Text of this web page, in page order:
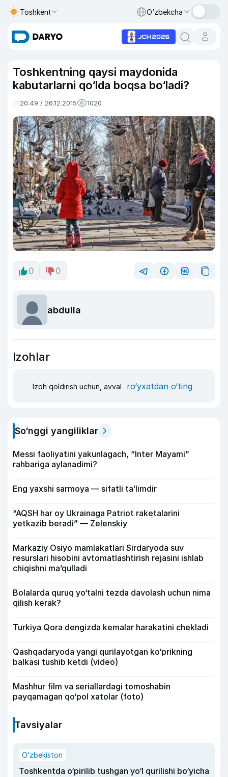
Toshkent O‘zbekcha
Toshkentning qaysi maydonida
kabutarlarni qo‘lda boqsa bo‘ladi?
20:49 / 26.12.2015 1020
0 0
abdulla
Izohlar
Izoh qoldirish uchun, avval ro‘yxatdan o‘ting
So‘nggi yangiliklar
Messi faoliyatini yakunlagach, “Inter Mayami”
rahbariga aylanadimi?
Eng yaxshi sarmoya — sifatli ta’limdir
“AQSH har oy Ukrainaga Patriot raketalarini
yetkazib beradi” — Zelenskiy
Markaziy Osiyo mamlakatlari Sirdaryoda suv
resurslari hisobini avtomatlashtirish rejasini ishlab
chiqishni ma’qulladi
Bolalarda quruq yo‘talni tezda davolash uchun nima
qilish kerak?
Turkiya Qora dengizda kemalar harakatini chekladi
Qashqadaryoda yangi qurilayotgan ko‘prikning
balkasi tushib ketdi (video)
Mashhur film va seriallardagi tomoshabin
payqamagan qo‘pol xatolar (foto)
Tavsiyalar
O‘zbekiston
Toshkentda o‘pirilib tushgan yo‘l qurilishi bo‘yicha